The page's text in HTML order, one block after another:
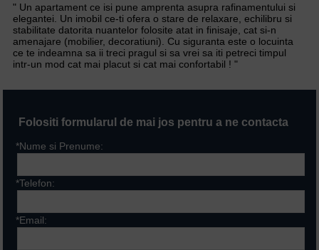
" Un apartament ce isi pune amprenta asupra rafinamentului si
elegantei. Un imobil ce-ti ofera o stare de relaxare, echilibru si
stabilitate datorita nuantelor folosite atat in finisaje, cat si-n
amenajare (mobilier, decoratiuni). Cu siguranta este o locuinta
ce te indeamna sa ii treci pragul si sa vrei sa iti petreci timpul
intr-un mod cat mai placut si cat mai confortabil ! "
Folositi formularul de mai jos pentru a ne contacta
*Nume si Prenume:
*Telefon:
*Email: